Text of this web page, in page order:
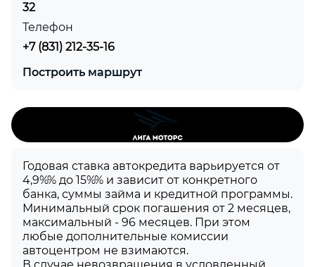
32
Телефон
+7 (831) 212-35-16
Построить маршрут
Годовая ставка автокредита варьируется от
4,9%% до 15%% и зависит от конкретного
банка, суммы займа и кредитной программы.
Минимальный срок погашения от 2 месяцев,
максимальный - 96 месяцев. При этом
любые дополнительные комиссии
автоцентром не взимаются.